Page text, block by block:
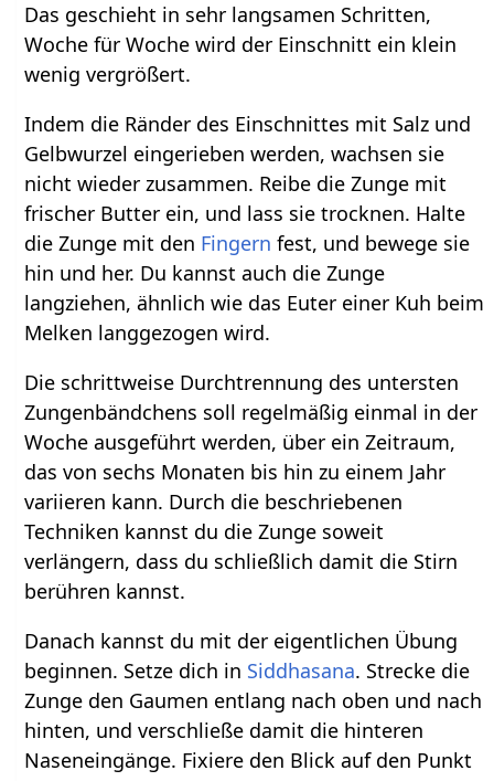
Das geschieht in sehr langsamen Schritten,
Woche für Woche wird der Einschnitt ein klein
wenig vergrößert.
Indem die Ränder des Einschnittes mit Salz und
Gelbwurzel eingerieben werden, wachsen sie
nicht wieder zusammen. Reibe die Zunge mit
frischer Butter ein, und lass sie trocknen. Halte
die Zunge mit den Fingern fest, und bewege sie
hin und her. Du kannst auch die Zunge
langziehen, ähnlich wie das Euter einer Kuh beim
Melken langgezogen wird.
Die schrittweise Durchtrennung des untersten
Zungenbändchens soll regelmäßig einmal in der
Woche ausgeführt werden, über ein Zeitraum,
das von sechs Monaten bis hin zu einem Jahr
variieren kann. Durch die beschriebenen
Techniken kannst du die Zunge soweit
verlängern, dass du schließlich damit die Stirn
berühren kannst.
Danach kannst du mit der eigentlichen Übung
beginnen. Setze dich in Siddhasana. Strecke die
Zunge den Gaumen entlang nach oben und nach
hinten, und verschließe damit die hinteren
Naseneingänge. Fixiere den Blick auf den Punkt